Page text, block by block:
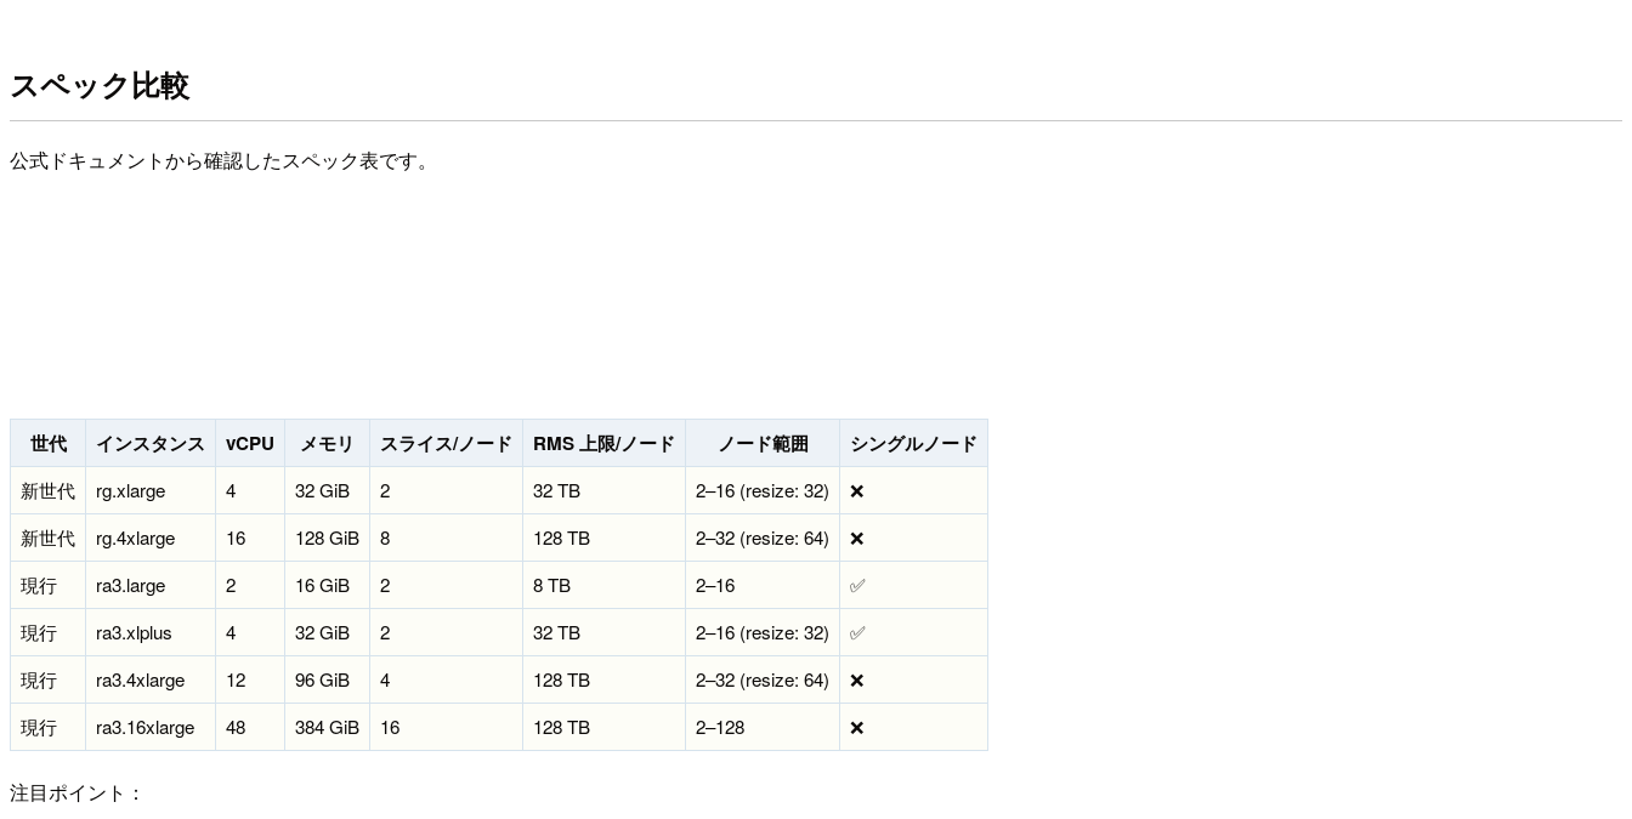
スペック比較
公式ドキュメントから確認したスペック表です。
世代 インスタンス vCPU メモリ スライス/ノード RMS 上限/ノード ノード範囲 シングルノード
新世代 rg.xlarge 4 32 GiB 2 32 TB 2–16 (resize: 32)
❌
新世代
rg.4xlarge 16 128 GiB 8 128 TB 2–32 (resize: 64)
❌
現行
ra3.large 2 16 GiB 2 8 TB 2–16
✅
現行
ra3.xlplus 4 32 GiB 2 32 TB 2–16 (resize: 32)
✅
現行
ra3.4xlarge 12 96 GiB 4 128 TB 2–32 (resize: 64)
❌
現行
ra3.16xlarge 48 384 GiB 16 128 TB 2–128 ❌
注目ポイント：